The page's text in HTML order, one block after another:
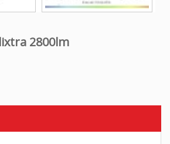
2800lm